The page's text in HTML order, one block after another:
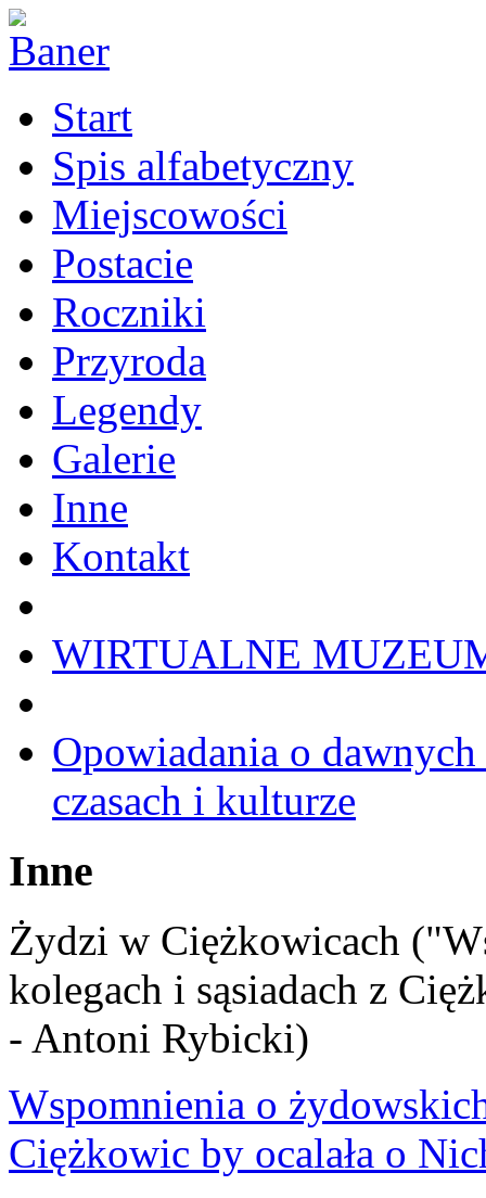
Start
Spis alfabetyczny
Miejscowości
Postacie
Roczniki
Przyroda
Legendy
Galerie
Inne
Kontakt
WIRTUALNE
Opowiadania o
czasach i kulturze
Inne
Żydzi w Ciężkowicach
kolegach i sąsiadach z
- Antoni Rybicki)
Wspomnienia o
Ciężkowic by ocalała o